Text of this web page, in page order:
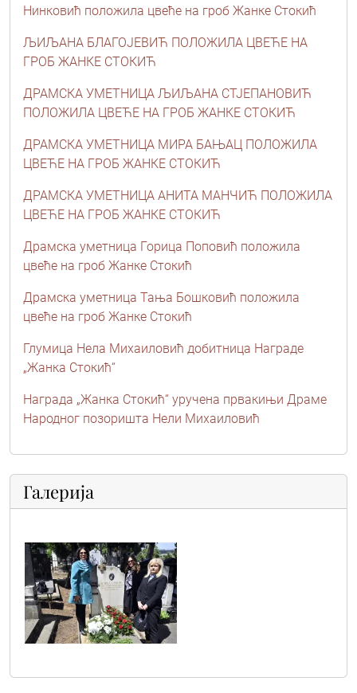
Нинковић положила цвеће на гроб Жанке Стокић
ЉИЉАНА БЛАГОЈЕВИЋ ПОЛОЖИЛА ЦВЕЋЕ НА
ГРОБ ЖАНКЕ СТОКИЋ
ДРАМСКА УМЕТНИЦА ЉИЉАНА СТЈЕПАНОВИЋ
ПОЛОЖИЛА ЦВЕЋЕ НА ГРОБ ЖАНКЕ СТОКИЋ
ДРАМСКА УМЕТНИЦА МИРА БАЊАЦ ПОЛОЖИЛА
ЦВЕЋЕ НА ГРОБ ЖАНКЕ СТОКИЋ
ДРАМСКА УМЕТНИЦА АНИТА МАНЧИЋ ПОЛОЖИЛА
ЦВЕЋЕ НА ГРОБ ЖАНКЕ СТОКИЋ
Драмска уметница Горица Поповић положила
цвеће на гроб Жанке Стокић
Драмска уметница Тања Бошковић положила
цвеће на гроб Жанке Стокић
Глумица Нела Михаиловић добитница Награде
„Жанка Стокић“
Награда „Жанка Стокић“ уручена првакињи Драме
Народног позоришта Нели Михаиловић
Галерија
nela_mihajlovic04_24052025